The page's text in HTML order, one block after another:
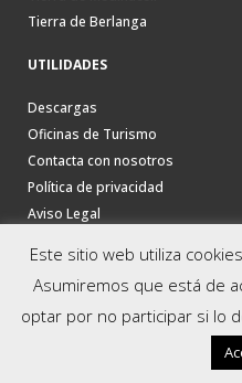
Tierra de Berlanga
UTILIDADES
Descargas
Oficinas de Turismo
Contacta con nosotros
Política de privacidad
Aviso Legal
Este sitio web utiliza
Asumiremos que está de
optar por no participar si lo